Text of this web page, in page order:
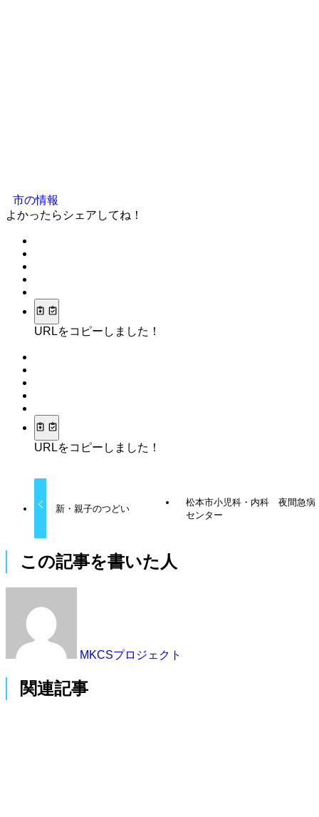
市の情報
よかったらシェアしてね！
URLをコピーしました！
URLをコピーしました！
新・親子のつどい
松本市小児科・内科 夜間急病
センター
この記事を書いた人
MKCSプロジェクト
関連記事